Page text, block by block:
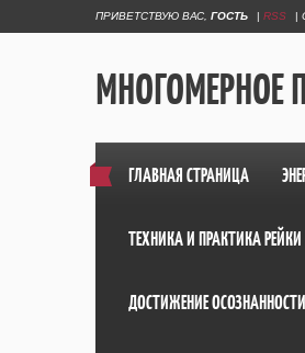
ПРИВЕТСТВУЮ ВАС ГОСТЬ | RSS |
МНОГОМЕРНОЕ
ГЛАВНАЯ СТРАНИЦА
ТЕХНИКА И ПРАКТИКА РЕЙКИ
ДОСТИЖЕНИЕ ОСОЗНАННОСТИ